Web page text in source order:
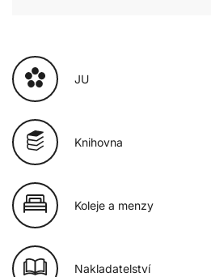
JU
Knihovna
Koleje a menzy
Nakladatelství